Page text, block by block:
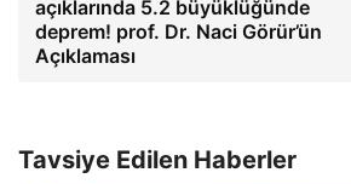
açıklarında 5.2 büyüklüğünde
deprem! prof. Dr. Naci Görür’ün
Açıklaması
Tavsiye Edilen Haberler